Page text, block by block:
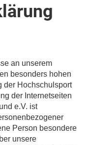
an unserem
besonders hohen
der Hochschulsport
der Internetseiten
e.V. ist
Person besondere
unsere